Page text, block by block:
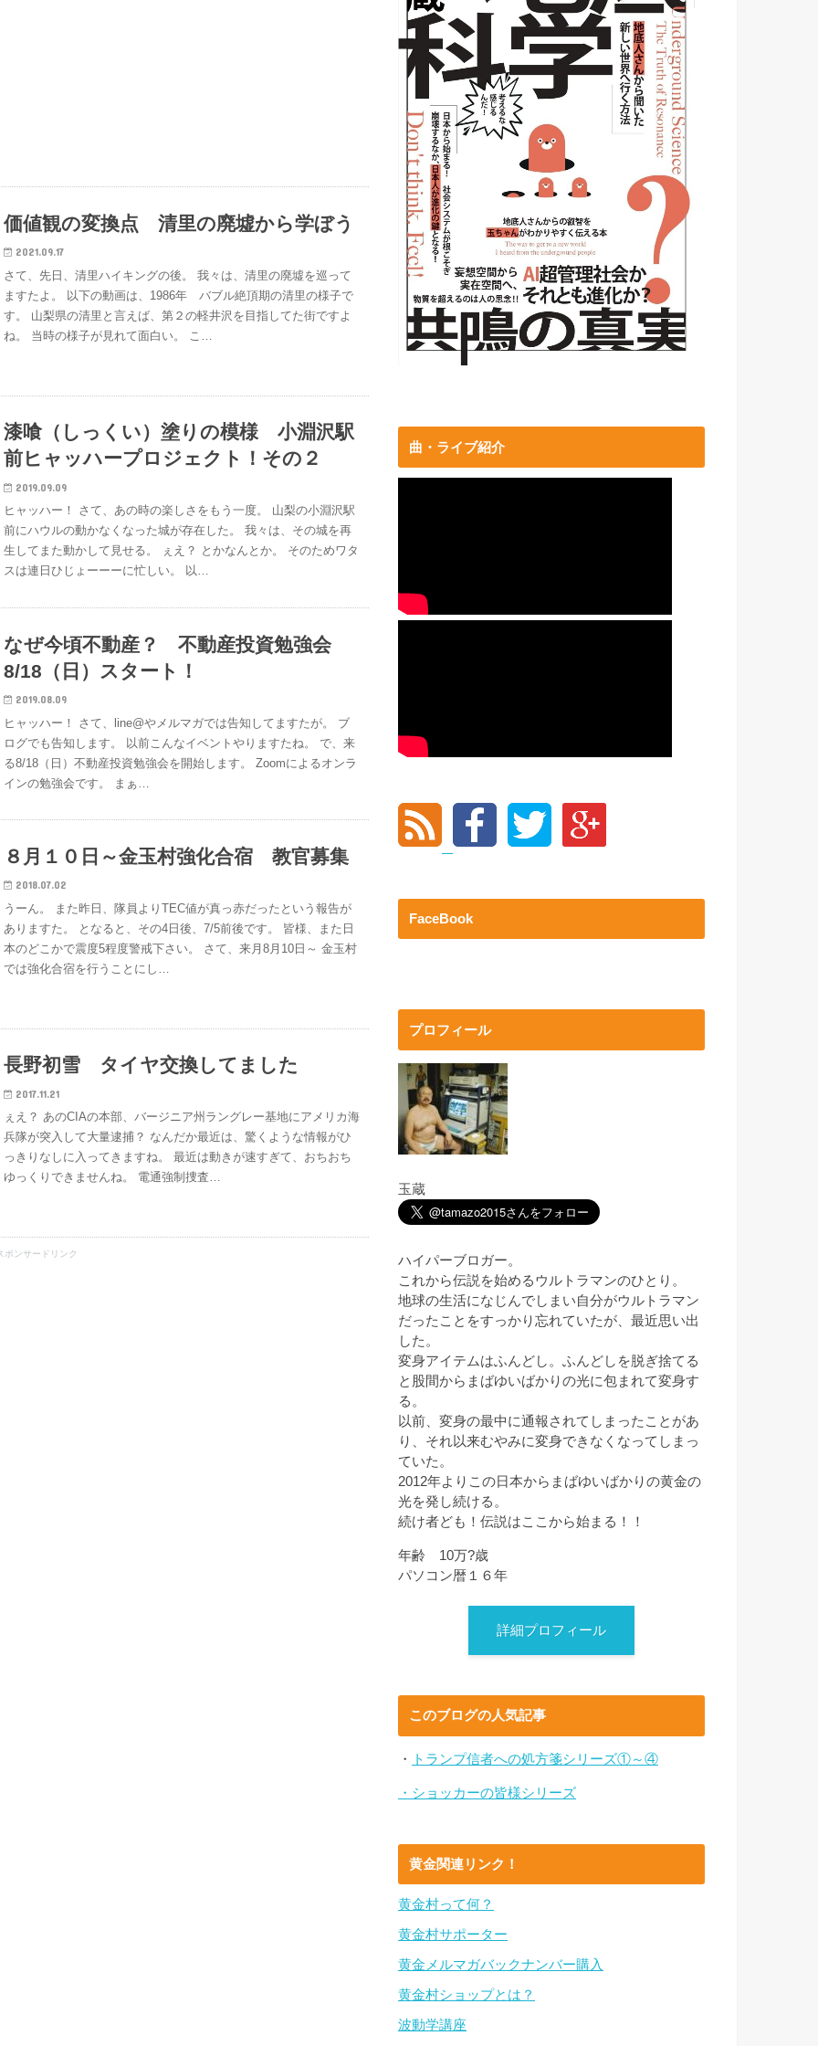
価値観の変換点 清里の廃墟から学ぼう
2021.09.17
さて、先日、清里ハイキングの後。 我々は、清里の廃墟を巡って
ますたよ。 以下の動画は、1986年 バブル絶頂期の清里の様子で
す。 山梨県の清里と言えば、第２の軽井沢を目指してた街ですよ
ね。 当時の様子が見れて面白い。 こ…
漆喰（しっくい）塗りの模様 小淵沢駅
前ヒャッハープロジェクト！その２
2019.09.09
ヒャッハー！ さて、あの時の楽しさをもう一度。 山梨の小淵沢駅
前にハウルの動かなくなった城が存在した。 我々は、その城を再
生してまた動かして見せる。 ぇえ？ とかなんとか。 そのためワタ
スは連日ひじょーーーに忙しい。 以…
なぜ今頃不動産？ 不動産投資勉強会
8/18（日）スタート！
2019.08.09
ヒャッハー！ さて、line@やメルマガでは告知してますたが。 ブ
ログでも告知します。 以前こんなイベントやりますたね。 で、来
る8/18（日）不動産投資勉強会を開始します。 Zoomによるオンラ
インの勉強会です。 まぁ…
８月１０日～金玉村強化合宿 教官募集
2018.07.02
うーん。 また昨日、隊員よりTEC値が真っ赤だったという報告が
ありますた。 となると、その4日後、7/5前後です。 皆様、また日
本のどこかで震度5程度警戒下さい。 さて、来月8月10日～ 金玉村
では強化合宿を行うことにし…
長野初雪 タイヤ交換してました
2017.11.21
ぇえ？ あのCIAの本部、バージニア州ラングレー基地にアメリカ海
兵隊が突入して大量逮捕？ なんだか最近は、驚くような情報がひ
っきりなしに入ってきますね。 最近は動きが速すぎて、おちおち
ゆっくりできませんね。 電通強制捜査…
ポンサードリンク
曲・ライブ紹介
FaceBook
プロフィール
玉蔵
ハイパーブロガー。
これから伝説を始めるウルトラマンのひとり。
地球の生活になじんでしまい自分がウルトラマン
だったことをすっかり忘れていたが、最近思い出
した。
変身アイテムはふんどし。ふんどしを脱ぎ捨てる
と股間からまばゆいばかりの光に包まれて変身す
る。
以前、変身の最中に通報されてしまったことがあ
り、それ以来むやみに変身できなくなってしまっ
ていた。
2012年よりこの日本からまばゆいばかりの黄金の
光を発し続ける。
続け者ども！伝説はここから始まる！！
年齢 10万?歳
パソコン暦１６年
詳細プロフィール
このブログの人気記事
・ トランプ信者への処方箋シリーズ①～④
・ショッカーの皆様シリーズ
黄金関連リンク！
黄金村って何？
黄金村サポーター
黄金メルマガバックナンバー購入
黄金村ショップとは？
波動学講座